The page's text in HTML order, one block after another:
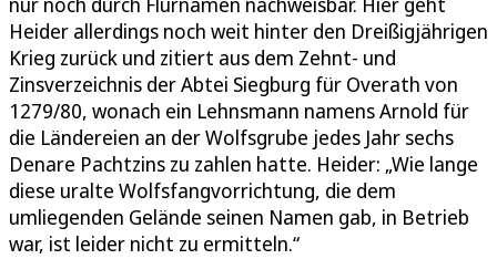
Heider allerdings noch weit hinter den Dreißigjährigen
Krieg zurück und zitiert aus dem Zehnt- und
Zinsverzeichnis der Abtei Siegburg für Overath von
1279/80, wonach ein Lehnsmann namens Arnold für
die Ländereien an der Wolfsgrube jedes Jahr sechs
Denare Pachtzins zu zahlen hatte. Heider: „Wie lange
diese uralte Wolfsfangvorrichtung, die dem
umliegenden Gelände seinen Namen gab, in Betrieb
war, ist leider nicht zu ermitteln.“